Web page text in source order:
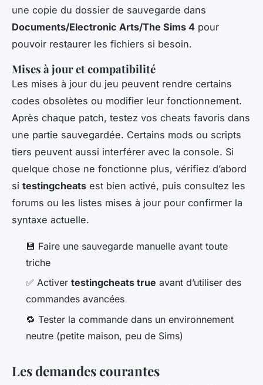
une copie du dossier de sauvegarde dans
Documents/Electronic Arts/The Sims 4 pour
pouvoir restaurer les fichiers si besoin.
Mises à jour et compatibilité
Les mises à jour du jeu peuvent rendre certains
codes obsolètes ou modifier leur fonctionnement.
Après chaque patch, testez vos cheats favoris dans
une partie sauvegardée. Certains mods ou scripts
tiers peuvent aussi interférer avec la console. Si
quelque chose ne fonctionne plus, vérifiez d’abord
si testingcheats est bien activé, puis consultez les
forums ou les listes mises à jour pour confirmer la
syntaxe actuelle.
💾 Faire une sauvegarde manuelle avant toute
triche
✅ Activer testingcheats true avant d’utiliser des
commandes avancées
🔁 Tester la commande dans un environnement
neutre (petite maison, peu de Sims)
Les demandes courantes